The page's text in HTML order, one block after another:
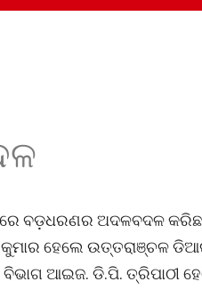
ବଡ଼ଧରଣର ଅଦଳବଦଳ
ହେଲେ ଉତ୍ତରାଞ୍ଚଳ
ଆଇଜ. ଡି.ପି. ତ୍ରିପାଠୀ